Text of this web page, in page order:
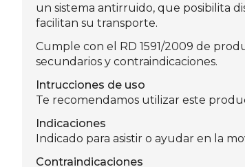
un sistema antirruido, que posibilita
facilitan su transporte.
Cumple con el RD 1591/2009 de
secundarios y contraindicaciones.
Intrucciones de uso
Te recomendamos utilizar este
Indicaciones
Indicado para asistir o ayudar en la
Contraindicaciones